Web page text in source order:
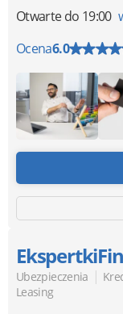
Otwartedo 19:00
Ocena6.0
Ubezpieczenia |
Leasing